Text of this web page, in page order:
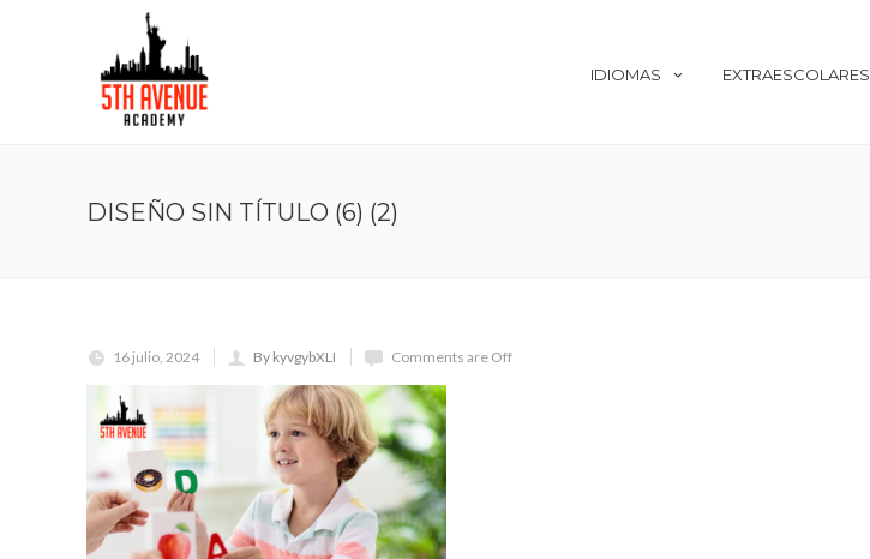
IDIOMAS EXTRAESCOLARES
DISEÑO SIN TÍTULO (6) (2)
16 julio, 2024 By kyvgybXLI Comments are Off